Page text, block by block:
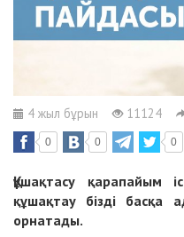
4 жыл бұрын 11124
0 0 0
Құшақтасу қарапайым
құшақтау бізді басқа
орнатады.